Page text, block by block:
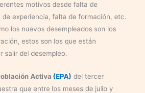
motivos desde falta de
experiencia, falta de formación, etc.
los nuevos desempleados son los
estos son los que están
salir del desempleo.
Activa (EPA) del tercer
que entre los meses de julio y